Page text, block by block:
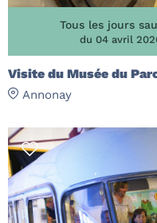
Tous les jours
du 04 avril
Visite du Musée du
Annonay